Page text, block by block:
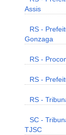
Assis
RS -
Gonzaga
RS -
RS -
RS -
SC -
TJSC